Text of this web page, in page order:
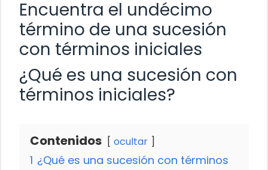
Encuentra el undécimo
término de una sucesión
con términos iniciales
¿Qué es una sucesión con
términos iniciales?
Contenidos ocultar
1 ¿Qué es una sucesión con términos